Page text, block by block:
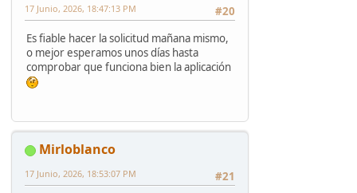
#20
17 Junio, 2026, 18:47:13 PM
Es fiable hacer la solicitud mañana mismo,
o mejor esperamos unos días hasta
comprobar que funciona bien la aplicación
Mirloblanco
#21
17 Junio, 2026, 18:53:07 PM